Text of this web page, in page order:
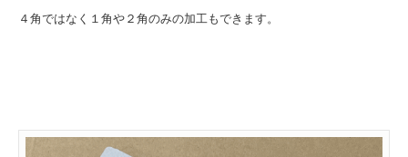
４角ではなく１角や２角のみの加工もできます。